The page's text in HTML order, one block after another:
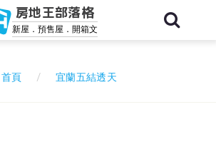
房地王部落格
新屋．預售屋．開箱文
首頁 宜蘭五結透天